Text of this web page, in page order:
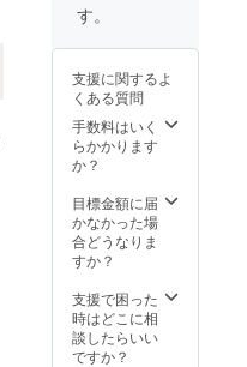
温で保
は半生
麺で
す。 ※
送料、
消費税
お値段
です。
す。
支援に関するよ
くある質問
手数料はいく
らかかります
か？
目標金額に届
かなかった場
合どうなりま
すか？
支援で困った
時はどこに相
談したらいい
ですか？